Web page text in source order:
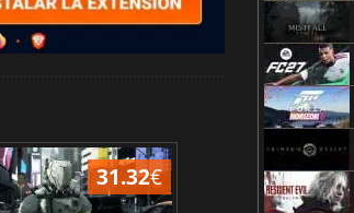
31.32€